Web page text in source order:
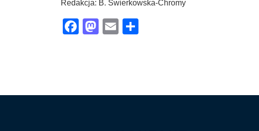
Redakcja: B. Świerkowska-Chromy
Facebook
Mastodon
Email